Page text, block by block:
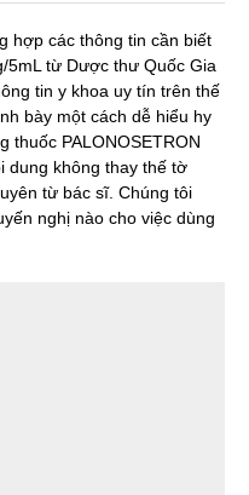
hợp các thông tin cần biết
5mL từ Dược thư Quốc Gia
tin y khoa uy tín trên thế
bày một cách dễ hiểu hy
thuốc PALONOSETRON
dung không thay thế tờ
từ bác sĩ. Chúng tôi
nghị nào cho việc dùng